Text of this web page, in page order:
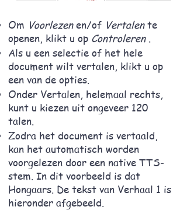
Om Voorlezenen/of Vertalente
openen, klikt u op Controleren.
Als u een selectie of het hele
document wilt vertalen, klikt u op
een van de opties.
Onder Vertalen, helemaal rechts,
kunt u kiezen uit ongeveer 120
talen.
Zodra het document is vertaald,
kan het automatisch worden
voorgelezen door een native TTS-
stem. In dit voorbeeld is dat
Hongaars. De tekst van Verhaal 1 is
hieronder afgebeeld.